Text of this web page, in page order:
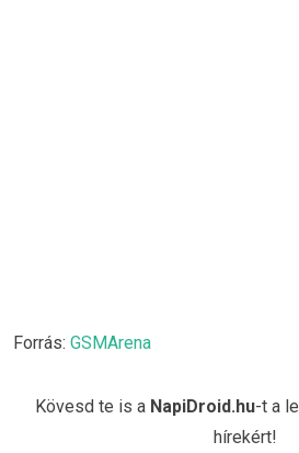
Forrás: GSMArena
Kövesd te is a NapiDroid.hu-t a
hírekért!